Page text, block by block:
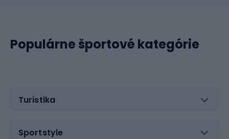
Populárne športové kategórie
Turistika
Sportstyle